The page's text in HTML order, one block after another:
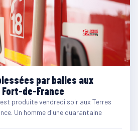
par balles aux
de-France
produite vendredi soir aux Terres
Un homme d'une quarantaine